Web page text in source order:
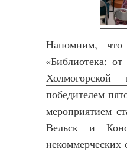
Напомним, что
«Библиотека:
Холмогорской
победителем
мероприятием
Вельск и
некоммерческих